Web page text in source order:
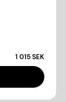
1 015 SEK